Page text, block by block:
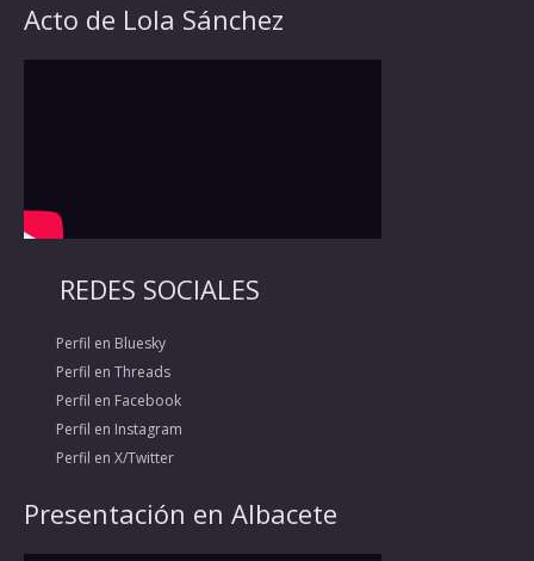
Acto de Lola Sánchez
REDES SOCIALES
Perfil en Bluesky
Perfil en Threads
Perfil en Facebook
Perfil en Instagram
Perfil en X/Twitter
Presentación en Albacete